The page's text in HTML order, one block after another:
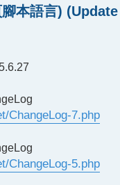
本語言)
ChangeLog-7.php
ChangeLog-5.php